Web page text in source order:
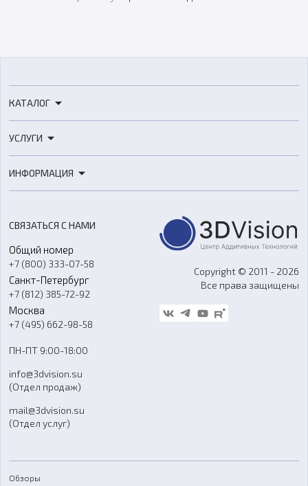
КАТАЛОГ
3D-сканеры
Расходные материалы
Оборудование и материалы для вакуумного литья
Аксессуары и прочее оборудование
Программное обеспечение
УСЛУГИ
3D-моделирование
Ремонт и услуги
ИНФОРМАЦИЯ
О компании
Контакты
Гос. закупки
Стать дилером
Блог
FAQ
СВЯЗАТЬСЯ С НАМИ
Общий номер
+7 (800) 333-07-58
Санкт-Петербург
+7 (812) 385-72-92
Москва
+7 (495) 662-98-58
ПН-ПТ 9:00-18:00
info@3dvision.su
(Отдел продаж)
mail@3dvision.su
(Отдел услуг)
Copyright © 2011 - 2026
Все права защищены
Обзоры